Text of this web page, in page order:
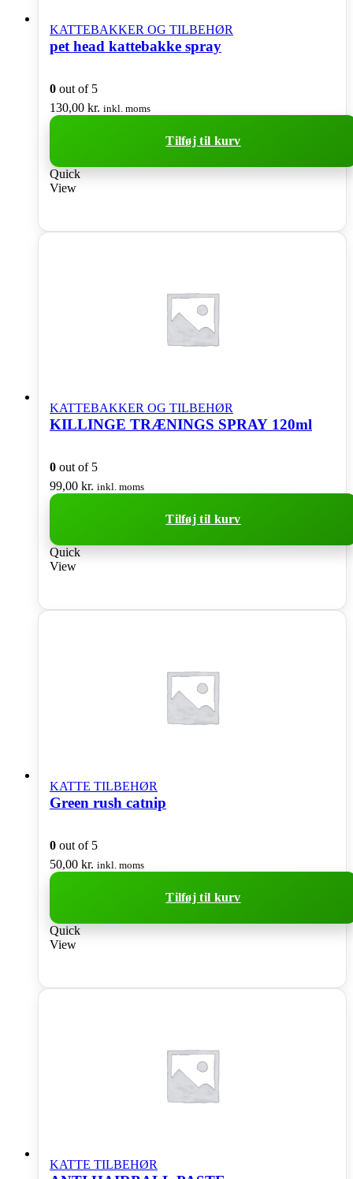
KATTEBAKKER OG TILBEHØR
pet head kattebakke spray
0 out of 5
130,00 kr. inkl. moms
Tilføj til kurv
Quick
View
KATTEBAKKER OG TILBEHØR
KILLINGE TRÆNINGS SPRAY 120ml
0 out of 5
99,00 kr. inkl. moms
Tilføj til kurv
Quick
View
KATTE TILBEHØR
Green rush catnip
0 out of 5
50,00 kr. inkl. moms
Tilføj til kurv
Quick
View
KATTE TILBEHØR